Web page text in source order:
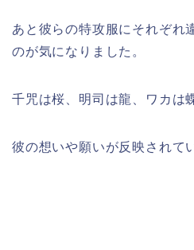
あと彼らの特攻服にそれぞれ
のが気になりました。
千咒は桜、明司は龍、ワカは
彼の想いや願いが反映されて